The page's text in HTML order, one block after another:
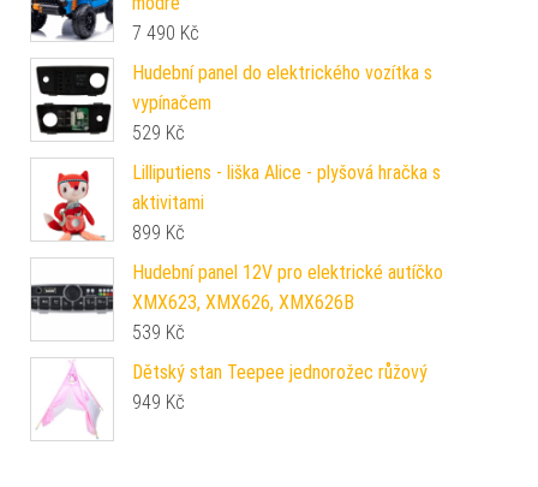
7 490 Kč
Hudební panel do elektrického vozítka s
vypínačem
529 Kč
Lilliputiens - liška Alice - plyšová hračka s
aktivitami
899 Kč
Hudební panel 12V pro elektrické autíčko
XMX623, XMX626, XMX626B
539 Kč
Dětský stan Teepee jednorožec růžový
949 Kč